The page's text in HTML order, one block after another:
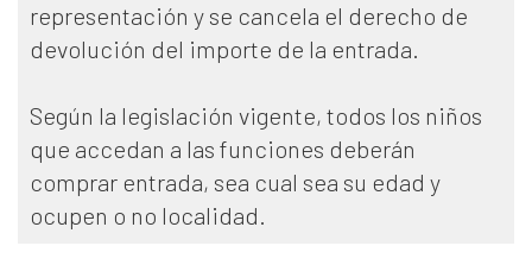
representación y se cancela el derecho de
devolución del importe de la entrada.
Según la legislación vigente, todos los niños
que accedan a las funciones deberán
comprar entrada, sea cual sea su edad y
ocupen o no localidad.